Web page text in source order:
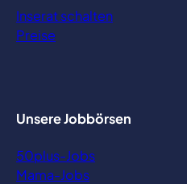
Inserat schalten
Preise
Unsere Jobbörsen
50plus-Jobs
Mama-Jobs